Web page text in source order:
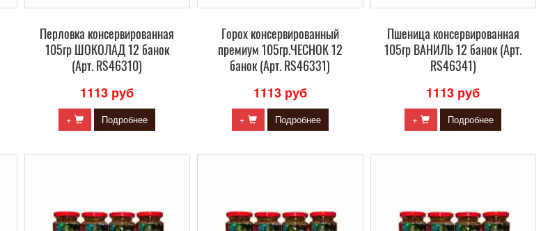
Перловка консервированная
105гр ШОКОЛАД 12 банок
(Арт. RS46310)
1113 руб
+ Подробнее
Горох консервированный
премиум 105гр.ЧЕСНОК 12
банок (Арт. RS46331)
1113 руб
+ Подробнее
Пшеница консервированная
105гр ВАНИЛЬ 12 банок (Арт.
RS46341)
1113 руб
+ Подробнее